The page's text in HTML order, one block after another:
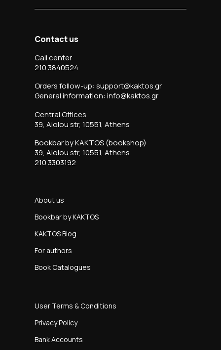
Contact us
Call center
210 3840524
Orders follow-up: support@kaktos.gr
General information: info@kaktos.gr
Central Offices
39, Aiolou str, 10551, Athens
Bookbar by KAKTOS (bookshop)
39, Aiolou str, 10551, Athens
210 3303192
About us
Bookbar by KAKTOS
KAKTOS Blog
For authors
Book Catalogues
User Terms & Conditions
Privacy Policy
Bank Accounts